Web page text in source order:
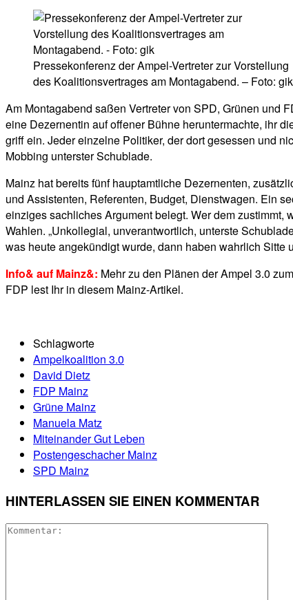
Pressekonferenz der Ampel-Vertreter zur Vorstellung
des Koalitionsvertrages am Montagabend. – Foto: gik
Am Montagabend saßen Vertreter von SPD, Grünen und
eine Dezernentin auf offener Bühne heruntermachte, ihr
griff ein. Jeder einzelne Politiker, der dort gesessen und
Mobbing unterster Schublade.
Mainz hat bereits fünf hauptamtliche Dezernenten,
und Assistenten, Referenten, Budget, Dienstwagen. Ein
einziges sachliches Argument belegt. Wer dem zustimmt,
Wahlen. „Unkollegial, unverantwortlich, unterste
was heute angekündigt wurde, dann haben wahrlich Sitte
Info& auf Mainz&: Mehr zu den Plänen der Ampel 3.0
FDP lest Ihr in diesem Mainz-Artikel.
Schlagworte
Ampelkoalition 3.0
David Dietz
FDP Mainz
Grüne Mainz
Manuela Matz
Miteinander Gut Leben
Postengeschacher Mainz
SPD Mainz
HINTERLASSEN SIE EINEN KOMMENTAR